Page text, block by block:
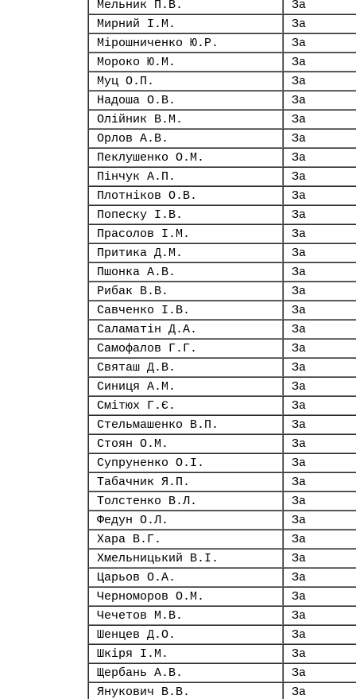
Мельник П.В.
За
Мирний І.М.
За
Мірошниченко Ю.Р.
За
Мороко Ю.М.
За
Муц О.П.
За
Надоша О.В.
За
Олійник В.М.
За
Орлов А.В.
За
Пеклушенко О.М.
За
Пінчук А.П.
За
Плотніков О.В.
За
Попеску І.В.
За
Прасолов І.М.
За
Притика Д.М.
За
Пшонка А.В.
За
Рибак В.В.
За
Савченко І.В.
За
Саламатін Д.А.
За
Самофалов Г.Г.
За
Святаш Д.В.
За
Синиця А.М.
За
Смітюх Г.Є.
За
Стельмашенко В.П.
За
Стоян О.М.
За
Супруненко О.І.
За
Табачник Я.П.
За
Толстенко В.Л.
За
Федун О.Л.
За
Хара В.Г.
За
Хмельницький В.І.
За
Царьов О.А.
За
Черноморов О.М.
За
Чечетов М.В.
За
Шенцев Д.О.
За
Шкіря І.М.
За
Щербань А.В.
За
Янукович В.В.
За